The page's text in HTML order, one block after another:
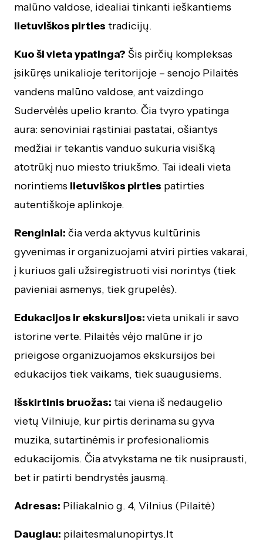
malūno valdose, idealiai tinkanti ieškantiems
lietuviškos pirties tradicijų.
Kuo ši vieta ypatinga? Šis pirčių kompleksas
įsikūręs unikalioje teritorijoje – senojo Pilaitės
vandens malūno valdose, ant vaizdingo
Sudervėlės upelio kranto. Čia tvyro ypatinga
aura: senoviniai rąstiniai pastatai, ošiantys
medžiai ir tekantis vanduo sukuria visišką
atotrūkį nuo miesto triukšmo. Tai ideali vieta
norintiems lietuviškos pirties patirties
autentiškoje aplinkoje.
Renginiai: čia verda aktyvus kultūrinis
gyvenimas ir organizuojami atviri pirties vakarai,
į kuriuos gali užsiregistruoti visi norintys (tiek
pavieniai asmenys, tiek grupelės).
Edukacijos ir ekskursijos:vieta unikali ir savo
istorine verte. Pilaitės vėjo malūne ir jo
prieigose organizuojamos ekskursijos bei
edukacijos tiek vaikams, tiek suaugusiems.
Išskirtinis bruožas: tai viena iš nedaugelio
vietų Vilniuje, kur pirtis derinama su gyva
muzika, sutartinėmis ir profesionaliomis
edukacijomis. Čia atvykstama ne tik nusiprausti,
bet ir patirti bendrystės jausmą.
Adresas: Piliakalnio g. 4, Vilnius (Pilaitė)
Daugiau: pilaitesmalunopirtys.lt